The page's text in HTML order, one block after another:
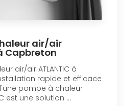
air/air
Capbreton
air/air ATLANTIC à
rapide et efficace
pompe à chaleur
est une solution ...